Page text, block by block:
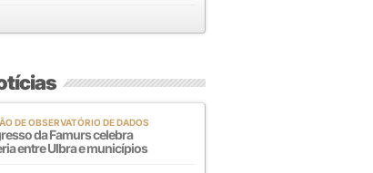
DE OBSERVATÓRIO DE DADOS
da Famurs celebra
entre Ulbra e municípios